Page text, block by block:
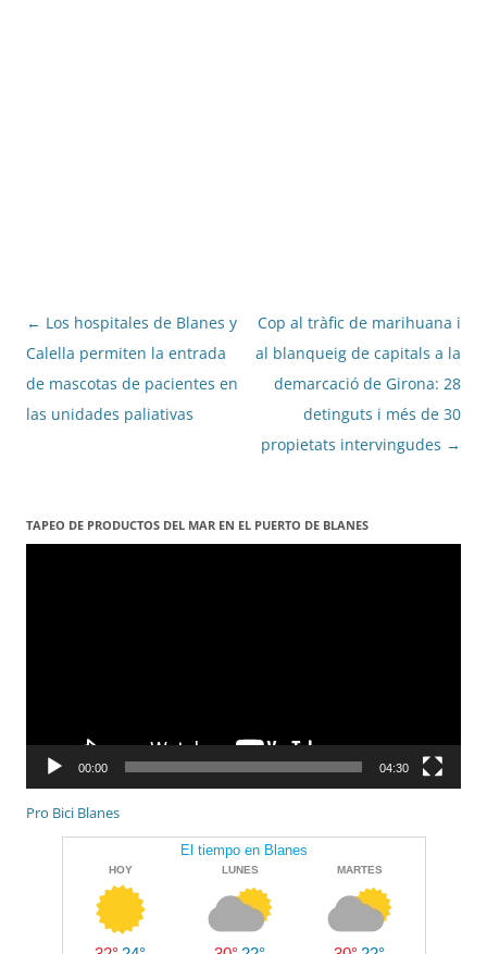
Navegació
per
les
entrades
← Los hospitales de Blanes y
Calella permiten la entrada
de mascotas de pacientes en
las unidades paliativas
Cop al tràfic de marihuana i
al blanqueig de capitals a la
demarcació de Girona: 28
detinguts i més de 30
propietats intervingudes →
TAPEO DE PRODUCTOS DEL MAR EN EL PUERTO DE BLANES
Reproductor
00:00 04:30
Pro Bici Blanes